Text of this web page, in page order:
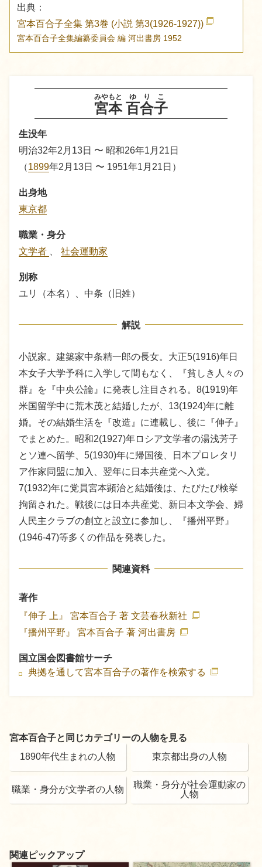
宮本
みやもと
百合子
ゆりこ
生没年
明治32年2月13日 〜 昭和26年1月21日
（1899年2月13日 〜 1951年1月21日）
出身地
東京都
職業・身分
文学者
社会運動家
別称
ユリ（本名）、中条（旧姓）
解説
小説家。建築家中条精一郎の長女。大正5(1916)年日
本女子大学予科に入学して間もなく、『貧しき人々の
群』を『中央公論』に発表し注目される。8(1919)年
米国留学中に荒木茂と結婚したが、13(1924)年に離
婚。その結婚生活を『改造』に連載し、後に『伸子』
でまとめた。昭和2(1927)年ロシア文学者の湯浅芳子
とソ連へ留学、5(1930)年に帰国後、日本プロレタリ
ア作家同盟に加入、翌年に日本共産党へ入党。
7(1932)年に党員宮本顕治と結婚後は、たびたび検挙
拘留された。戦後には日本共産党、新日本文学会、婦
人民主クラブの創立と設立に参加し、『播州平野』
(1946-47)等多くの作品を発表した。
関連資料
著作
『伸子 上』
宮本百合子 著 文芸春秋新社
『播州平野』
宮本百合子 著 河出書房
国立国会図書館サーチ
典拠を通して宮本百合子の著作を検索する
出典：
宮本百合子全集 第3巻 (小説 第3(1926-1927))
宮本百合子全集編纂委員会 編 河出書房 1952
宮本百合子と同じカテゴリーの人物を見る
1890年代生まれの人物
東京都出身の人物
職業・身分が文学者の人物
職業・身分が社会運動家の
人物
関連ピックアップ